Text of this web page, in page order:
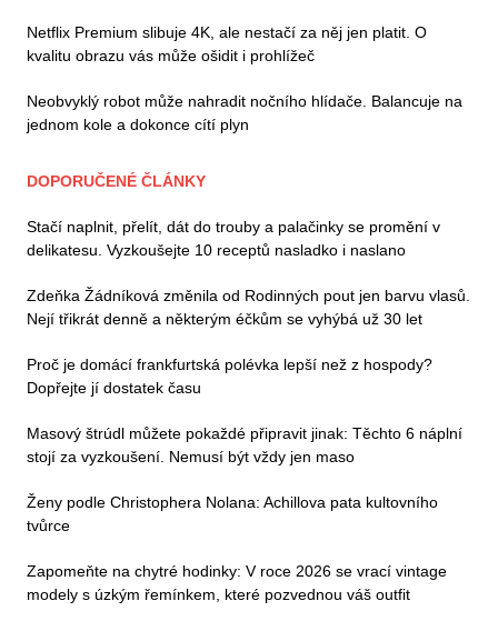
Netflix Premium slibuje 4K, ale nestačí za něj jen platit. O
kvalitu obrazu vás může ošidit i prohlížeč
Neobvyklý robot může nahradit nočního hlídače. Balancuje na
jednom kole a dokonce cítí plyn
DOPORUČENÉ ČLÁNKY
Stačí naplnit, přelít, dát do trouby a palačinky se promění v
delikatesu. Vyzkoušejte 10 receptů nasladko i naslano
Zdeňka Žádníková změnila od Rodinných pout jen barvu vlasů.
Nejí třikrát denně a některým éčkům se vyhýbá už 30 let
Proč je domácí frankfurtská polévka lepší než z hospody?
Dopřejte jí dostatek času
Masový štrúdl můžete pokaždé připravit jinak: Těchto 6 náplní
stojí za vyzkoušení. Nemusí být vždy jen maso
Ženy podle Christophera Nolana: Achillova pata kultovního
tvůrce
Zapomeňte na chytré hodinky: V roce 2026 se vrací vintage
modely s úzkým řemínkem, které pozvednou váš outfit